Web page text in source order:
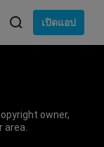
เปิดแอป
owner,
area.